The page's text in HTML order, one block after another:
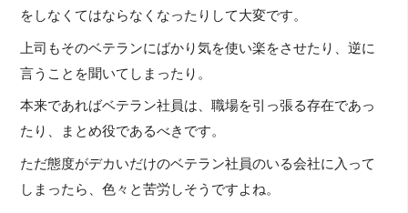
をしなくてはならなくなったりして大変です。
上司もそのベテランにばかり気を使い楽をさせたり、逆に
言うことを聞いてしまったり。
本来であればベテラン社員は、職場を引っ張る存在であっ
たり、まとめ役であるべきです。
ただ態度がデカいだけのベテラン社員のいる会社に入って
しまったら、色々と苦労しそうですよね。